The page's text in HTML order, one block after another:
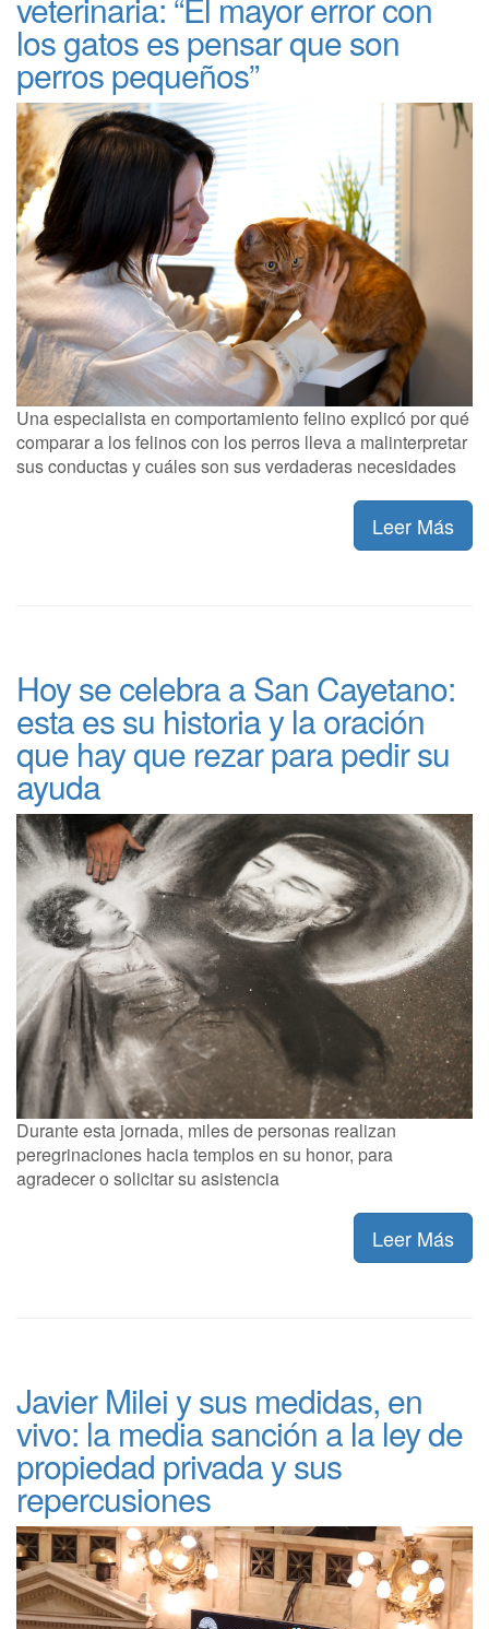
los gatos es pensar que son
perros pequeños”
Una especialista en comportamiento felino explicó por qué
comparar a los felinos con los perros lleva a malinterpretar
sus conductas y cuáles son sus verdaderas necesidades
Leer Más
Hoy se celebra a San Cayetano:
esta es su historia y la oración
que hay que rezar para pedir su
ayuda
Durante esta jornada, miles de personas realizan
peregrinaciones hacia templos en su honor, para
agradecer o solicitar su asistencia
Leer Más
Javier Milei y sus medidas, en
vivo: la media sanción a la ley de
propiedad privada y sus
repercusiones